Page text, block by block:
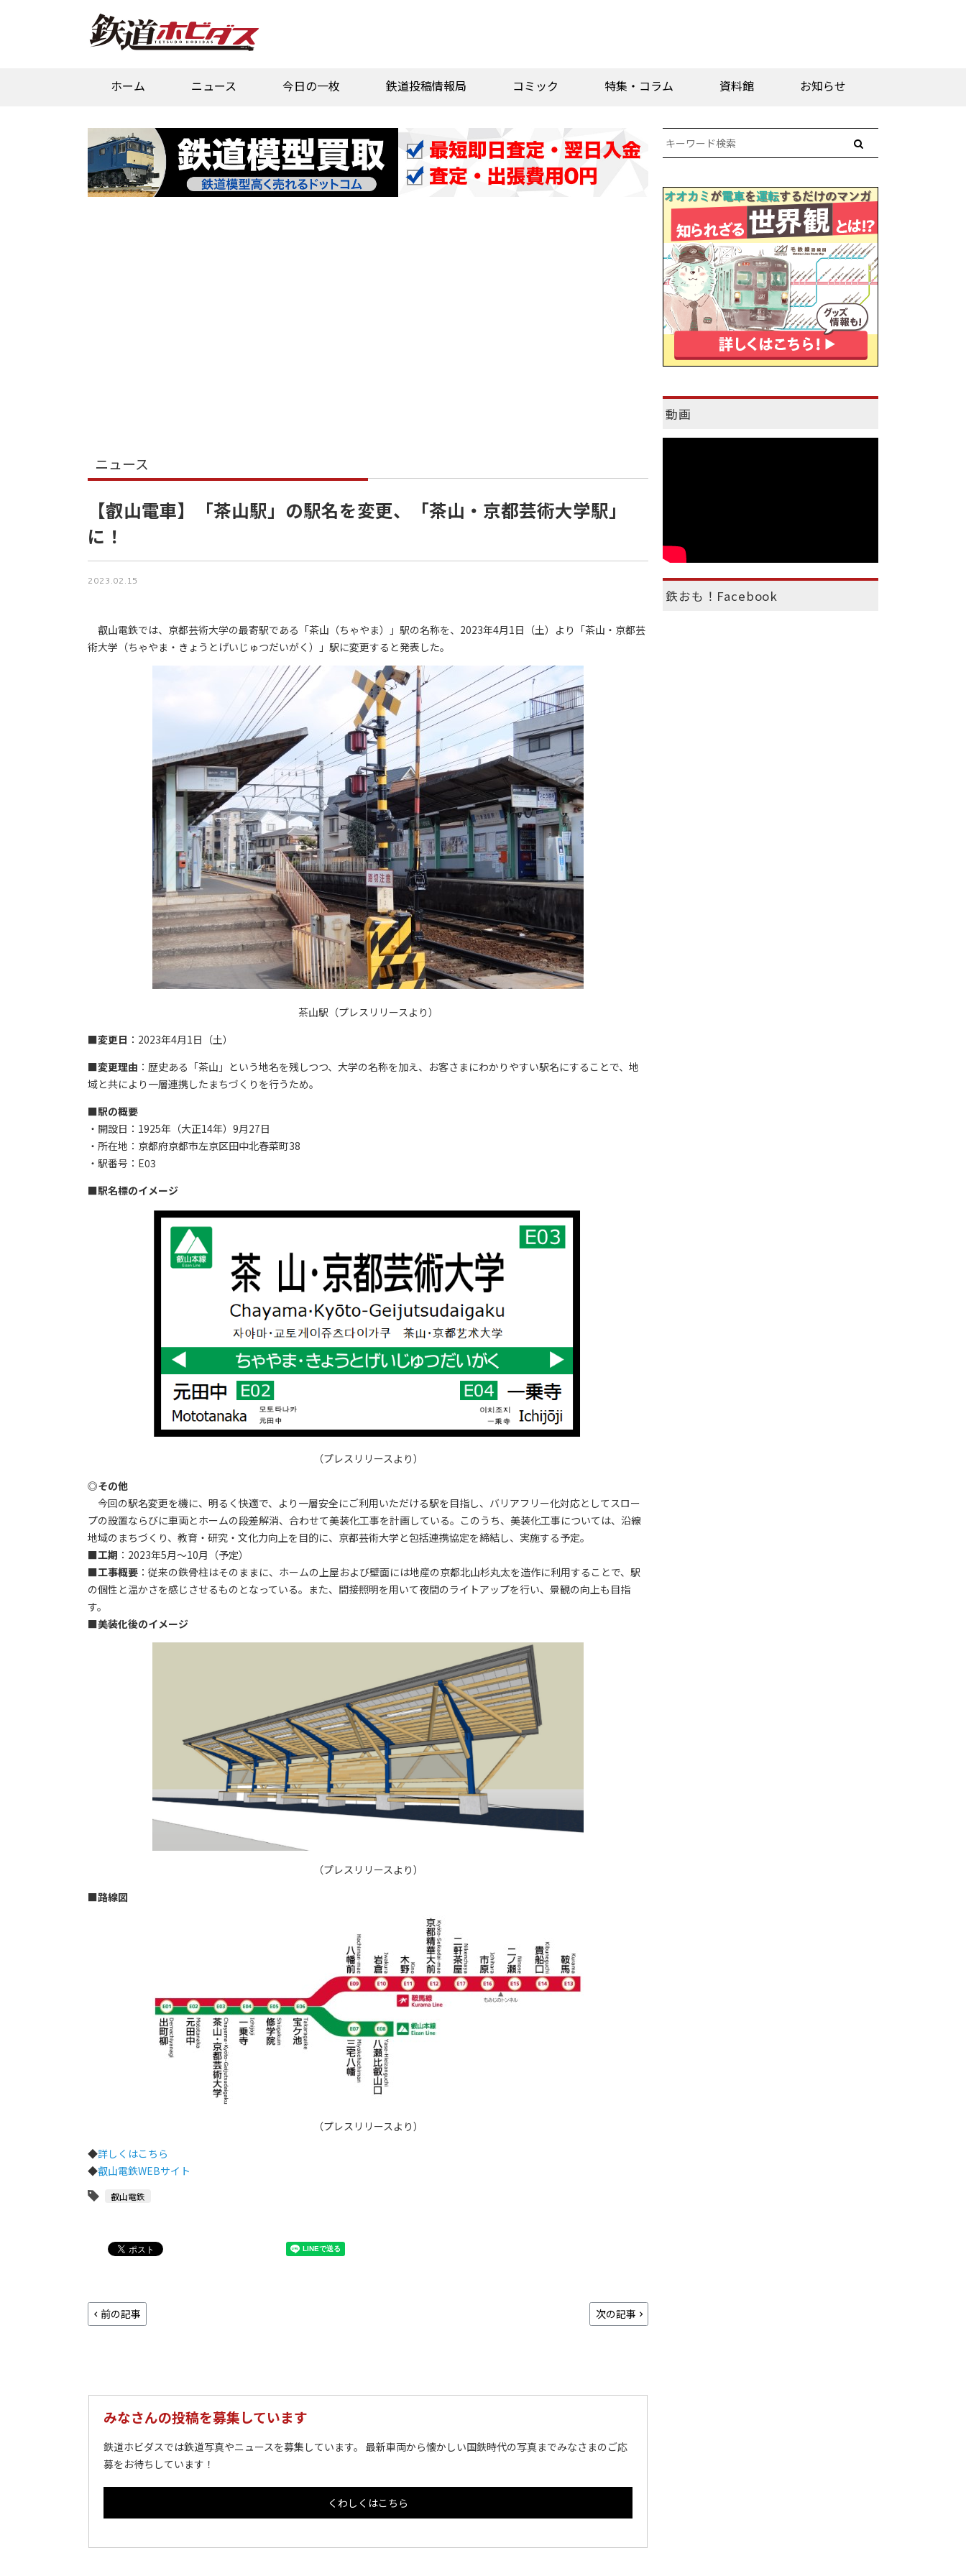
ホーム ニュース 今日の一枚 鉄道投稿情報局 コミック 特集・コラム 資料館 お知らせ
ニュース
【叡山電車】「茶山駅」の駅名を変更、「茶山・京都芸術大学駅」
に！
2023.02.15
叡山電鉄では、京都芸術大学の最寄駅である「茶山（ちゃやま）」駅の名称を、2023年4月1日（土）より「茶山・京都芸
術大学（ちゃやま・きょうとげいじゅつだいがく）」駅に変更すると発表した。
茶山駅（プレスリリースより）
■変更日 ：2023年4月1日（土）
■変更理由 ：歴史ある「茶山」という地名を残しつつ、大学の名称を加え、お客さまにわかりやすい駅名にすることで、地
域と共により一層連携したまちづくりを行うため。
■駅の概要
・開設日：1925年（大正14年）9月27日
・所在地：京都府京都市左京区田中北春菜町38
・駅番号：E03
■駅名標のイメージ
（プレスリリースより）
◎その他
今回の駅名変更を機に、明るく快適で、より一層安全にご利用いただける駅を目指し、バリアフリー化対応としてスロー
プの設置ならびに車両とホームの段差解消、合わせて美装化工事を計画している。このうち、美装化工事については、沿線
地域のまちづくり、教育・研究・文化力向上を目的に、京都芸術大学と包括連携協定を締結し、実施する予定。
■工期 ：2023年5月～10月（予定）
■工事概要 ：従来の鉄骨柱はそのままに、ホームの上屋および壁面には地産の京都北山杉丸太を造作に利用することで、駅
の個性と温かさを感じさせるものとなっている。また、間接照明を用いて夜間のライトアップを行い、景観の向上も目指
す。
■美装化後のイメージ
（プレスリリースより）
■路線図
（プレスリリースより）
◆詳しくはこちら
◆叡山電鉄WEBサイト
叡山電鉄
前の記事 次の記事
みなさんの投稿を募集しています
鉄道ホビダスでは鉄道写真やニュースを募集しています。 最新車両から懐かしい国鉄時代の写真までみなさまのご応
募をお待ちしています！
くわしくはこちら
動画
鉄おも！Facebook